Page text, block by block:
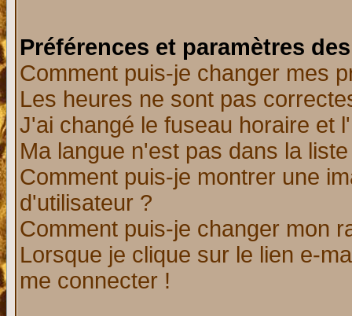
Préférences et paramètres
Comment puis-je changer mes
Les heures ne sont pas
J'ai changé le fuseau horaire et
Ma langue n'est pas dans la
Comment puis-je montrer une
d'utilisateur ?
Comment puis-je changer mon
Lorsque je clique sur le lien e-
me connecter !